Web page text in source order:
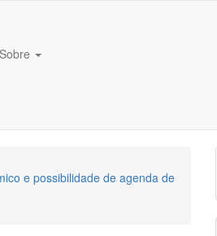
Sobre
e possibilidade de agenda de